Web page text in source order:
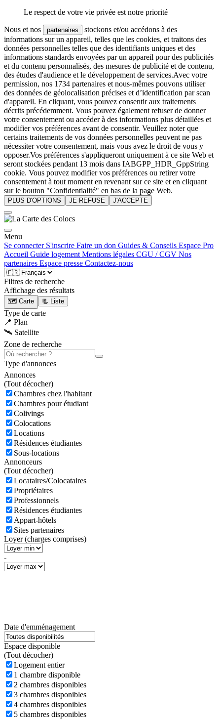
Le respect de votre vie privée est notre priorité
Nous et nos partenaires
stockons et/ou accédons à des
informations sur un appareil, telles que les cookies, et traitons des
données personnelles telles que des identifiants uniques et des
informations standards envoyées par un appareil pour des publicités
et du contenu personnalisés, des mesures de publicité et de contenu,
des études d'audience et le développement de services.Avec votre
permission, nos 1734 partenaires et nous-mêmes pouvons utiliser
des données de géolocalisation précises et d’identification par scan
d'appareil. En cliquant, vous pouvez consentir aux traitements
décrits précédemment. Vous pouvez également refuser de donner
votre consentement ou accéder à des informations plus détaillées et
modifier vos préférences avant de consentir. Veuillez noter que
certains traitements de vos données personnelles peuvent ne pas
nécessiter votre consentement, mais vous avez le droit de vous y
opposer.Vos préférences s'appliqueront uniquement à ce site Web et
seront stockées pendant 13 mois dans IABGPP_HDR_GppString
cookie. Vous pouvez modifier vos préférences ou retirer votre
consentement à tout moment en revenant sur ce site et en cliquant
sur le bouton "Confidentialité" en bas de la page Web.
PLUS D'OPTIONS JE REFUSE J'ACCEPTE
Menu
Se connecter S'inscrire Faire un don Guides & Conseils Espace Pro
Accueil Guide logement Mentions légales CGU / CGV Nos
partenaires Espace presse Contactez-nous
Filtres de recherche
Affichage des résultats
🗺️ Carte 📃 Liste
Type de carte
📍 Plan
🛰️ Satellite
Zone de recherche
Type d'annonces
Annonces
(Tout décocher)
Chambres chez l'habitant
Chambres pour étudiant
Colivings
Colocations
Locations
Résidences étudiantes
Sous-locations
Annonceurs
(Tout décocher)
Locataires/Colocataires
Propriétaires
Professionnels
Résidences étudiantes
Appart-hôtels
Sites partenaires
Loyer (charges comprises)
-
Date d'emménagement
Espace disponible
(Tout décocher)
Logement entier
1 chambre disponible
2 chambres disponibles
3 chambres disponibles
4 chambres disponibles
5 chambres disponibles